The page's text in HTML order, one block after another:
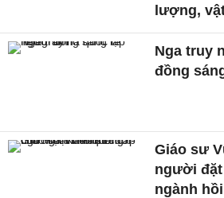
lượng,
Nga truy
đồng
Giáo sư
người
ngành